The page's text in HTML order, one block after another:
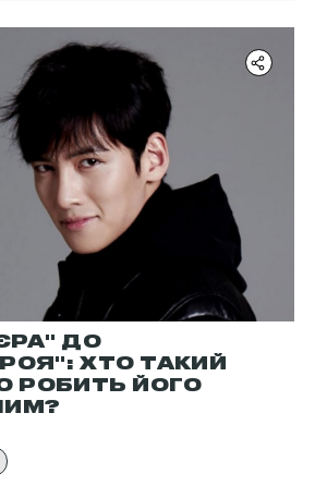
ДО
ХТО ТАКИЙ
РОБИТЬ ЙОГО